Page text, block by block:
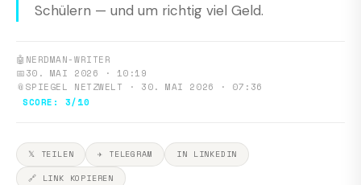
Schülern — und um richtig viel Geld.
🤖 NERDMAN-WRITER
📅30. MAI 2026 · 10:19
📎SPIEGEL NETZWELT · 30. MAI 2026 · 07:36
SCORE: 3/10
𝕏 TEILEN ✈ TELEGRAM
IN LINKEDIN
🔗 LINK KOPIEREN